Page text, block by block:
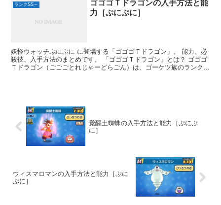
ランクSS～
ゴゴゴＴドラゴンの入手方法と能
力［ぷにぷに］
妖怪ウォッチぷにぷに に登場する「ゴゴゴＴドラゴン」。 能力、必
殺技、入手方法のまとめです。 「ゴゴゴＴドラゴン」とは？ ゴゴゴ
Ｔドラゴン（ごごごとれじゃーどらごん）は、ゴーケツ族のランク
覚醒土蜘蛛の入手方法と能力［ぷにぷ
に］
ウィスマロマンの入手方法と能力［ぷに
ぷに］